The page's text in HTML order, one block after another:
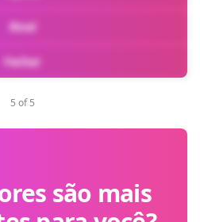
Rival
Fechar
5 of 5
são mais